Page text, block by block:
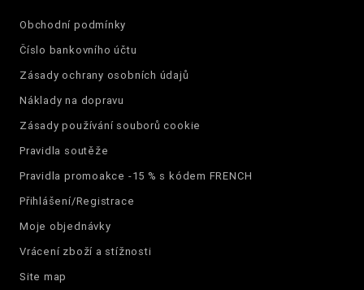
Obchodní podmínky
Číslo bankovního účtu
Zásady ochrany osobních údajů
Náklady na dopravu
Zásady používání souborů cookie
Pravidla soutěže
Pravidla promoakce -15 % s kódem FRENCH
Přihlášení/Registrace
Moje objednávky
Vrácení zboží a stížnosti
Site map